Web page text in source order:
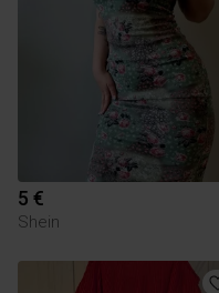
5 €
Shein